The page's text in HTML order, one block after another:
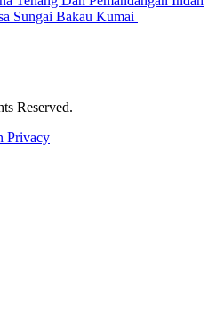
Sungai Bakau Kumai
Reserved.
Privacy